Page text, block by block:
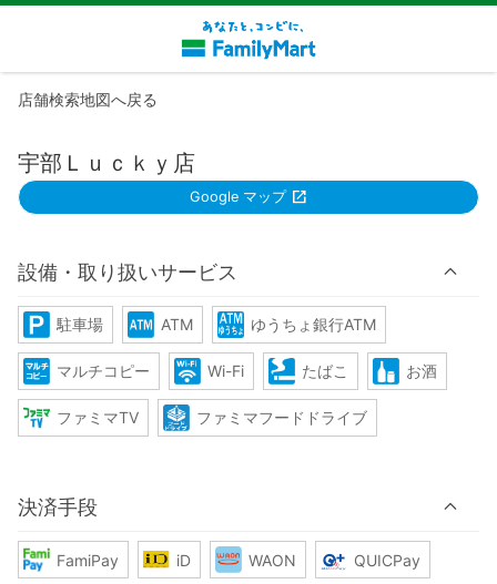
店舗検索地図へ戻る
宇部Ｌｕｃｋｙ店
Google マップ
設備・取り扱いサービス
駐車場 ATM ゆうちょ銀行ATM
マルチコピー Wi-Fi たばこ お酒
ファミマTV ファミマフードドライブ
決済手段
FamiPay iD WAON QUICPay